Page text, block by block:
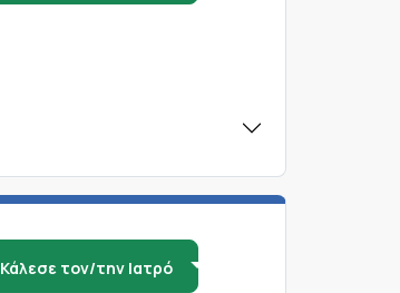
Κάλεσε τον/την Ιατρό